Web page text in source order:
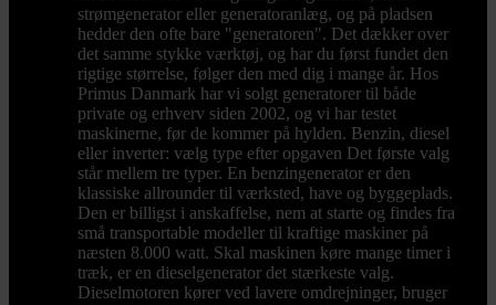
strømgenerator eller generatoranlæg, og på pladsen
hedder den ofte bare "generatoren". Det dækker over
det samme stykke værktøj, og har du først fundet den
rigtige størrelse, følger den med dig i mange år. Hos
Primus Danmark har vi solgt generatorer til både
private og erhverv siden 2002, og vi har testet
maskinerne, før de kommer på hylden. Benzin, diesel
eller inverter: vælg type efter opgaven Det første valg
står mellem tre typer. En benzingenerator er den
klassiske allrounder til værksted, have og byggeplads.
Den er billigst i anskaffelse, nem at starte og findes fra
små transportable modeller til kraftige maskiner på
næsten 8.000 watt. Skal maskinen køre mange timer i
træk, er en dieselgenerator det stærkeste valg.
Dieselmotoren kører ved lavere omdrejninger, bruger